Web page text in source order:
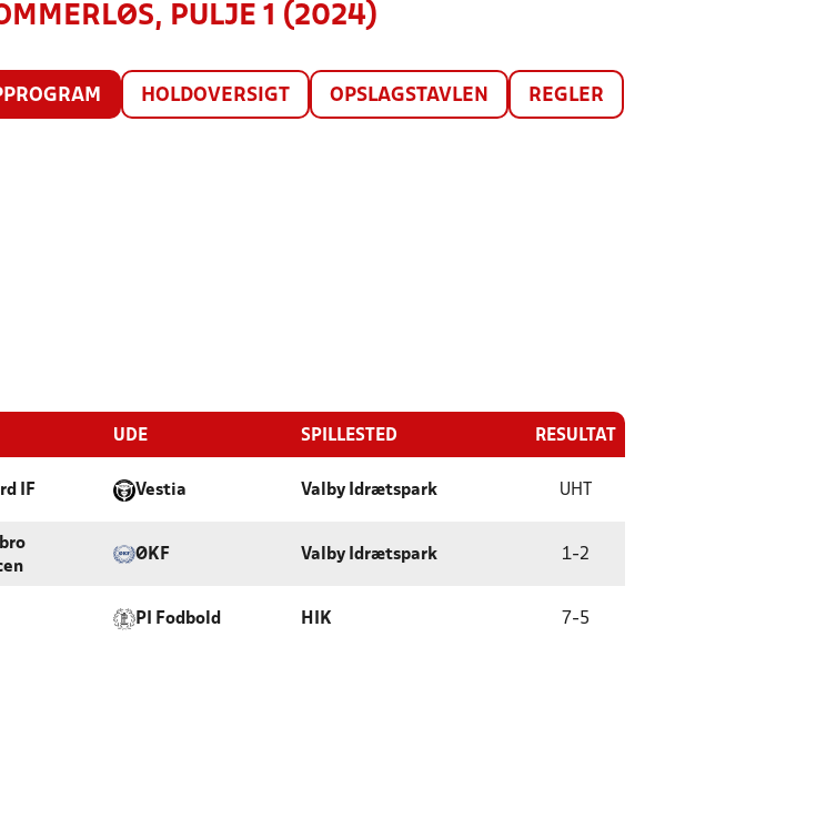
PULJE 1 (2024)
HOLDOVERSIGT OPSLAGSTAVLEN REGLER
UDE SPILLESTED RESULTAT
IF Vestia Valby Idrætspark UHT
ØKF Valby Idrætspark 1-2
PI Fodbold HIK 7 -5